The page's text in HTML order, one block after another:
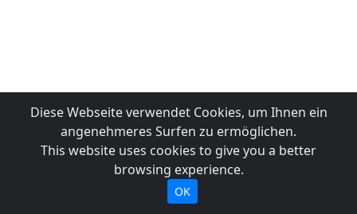
Diese Webseite verwendet Cookies, um Ihnen ein
angenehmeres Surfen zu ermöglichen.
This website uses cookies to give you a better
browsing experience.
OK